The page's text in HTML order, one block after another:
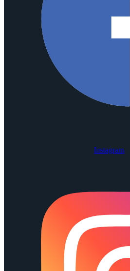
Instagram